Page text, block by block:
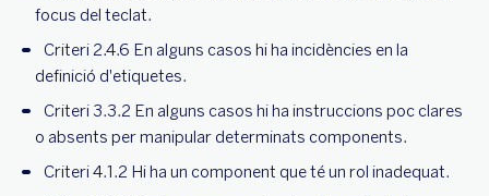
focus del teclat.
Criteri 2.4.6 En alguns casos hi ha incidències en la
definició d'etiquetes.
Criteri 3.3.2 En alguns casos hi ha instruccions poc clares
o absents per manipular determinats components.
Criteri 4.1.2 Hi ha un component que té un rol inadequat.